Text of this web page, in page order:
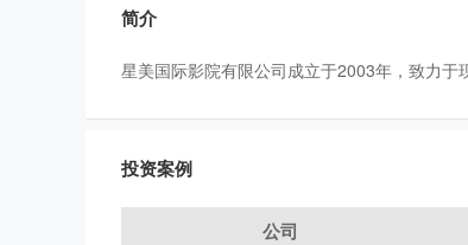
简介
星美国际影院有限公司成立于2003年，致力于
投资案例
公司